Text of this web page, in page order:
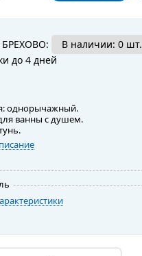
В наличии: 0 шт.
до 4 дней
однорычажный.
ванны с душем.